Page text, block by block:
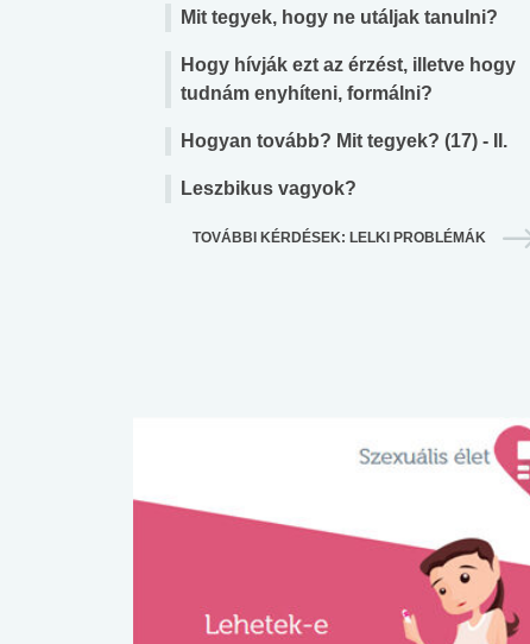
Mit tegyek, hogy ne utáljak tanulni?
Hogy hívják ezt az érzést, illetve hogy
tudnám enyhíteni, formálni?
Hogyan tovább? Mit tegyek? (17) - II.
Leszbikus vagyok?
TOVÁBBI KÉRDÉSEK: LELKI PROBLÉMÁK
#Zöldövezet
lábnyomod?
#Betegségek
tudásteszt